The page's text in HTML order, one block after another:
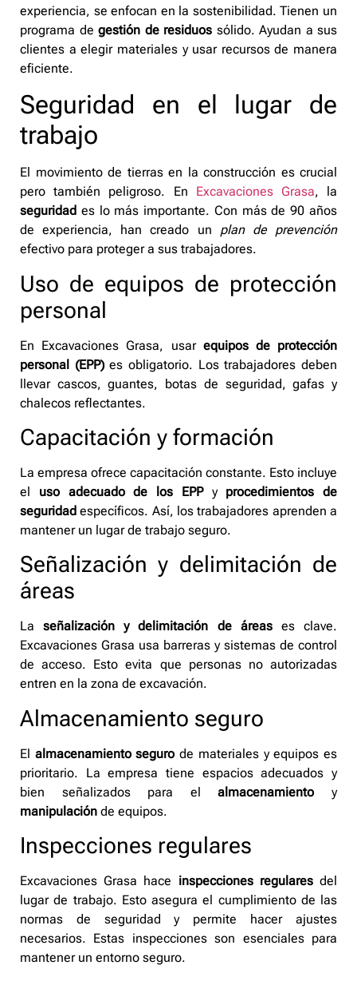
experiencia, se enfocan en la sostenibilidad. Tienen un
programa de gestión de residuos sólido. Ayudan a sus
clientes a elegir materiales y usar recursos de manera
eficiente.
Seguridad en el lugar de
trabajo
El movimiento de tierras en la construcción es crucial
pero también peligroso. En Excavaciones Grasa, la
seguridad es lo más importante. Con más de 90 años
de experiencia, han creado un plan de prevención
efectivo para proteger a sus trabajadores.
Uso de equipos de protección
personal
En Excavaciones Grasa, usar equipos de protección
personal (EPP)es obligatorio. Los trabajadores deben
llevar cascos, guantes, botas de seguridad, gafas y
chalecos reflectantes.
Capacitación y formación
La empresa ofrece capacitación constante. Esto incluye
el uso adecuado de los EPPy procedimientos de
seguridad específicos. Así, los trabajadores aprenden a
mantener un lugar de trabajo seguro.
Señalización y delimitación de
áreas
Laseñalización y delimitación de áreases clave.
Excavaciones Grasa usa barreras y sistemas de control
de acceso. Esto evita que personas no autorizadas
entren en la zona de excavación.
Almacenamiento seguro
El almacenamiento seguro de materiales y equipos es
prioritario. La empresa tiene espacios adecuados y
bien señalizados para elalmacenamiento y
manipulación de equipos.
Inspecciones regulares
Excavaciones Grasa hace inspecciones regularesdel
lugar de trabajo. Esto asegura el cumplimiento de las
normas de seguridad y permite hacer ajustes
necesarios. Estas inspecciones son esenciales para
mantener un entorno seguro.